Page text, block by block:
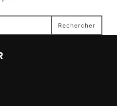
Rechercher